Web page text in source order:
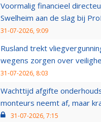
Voormalig financieel
Swelheim aan de slag bij
31-07-2026, 9:09
Rusland trekt
wegens zorgen over
31-07-2026, 8:03
Wachttijd afgifte
monteurs neemt af, maar
31-07-2026, 7:15